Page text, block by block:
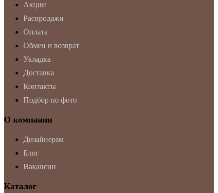
Акции
Распродажи
Оплата
Обмен и возврат
Укладка
Доставка
Контакты
Подбор по фото
О компании
Дизайнерам
Блог
Вакансии
Каталог